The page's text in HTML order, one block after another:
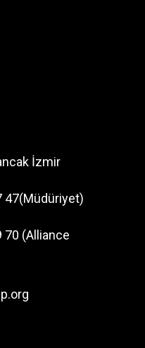
İzmir
47(Müdüriyet)
70 (Alliance